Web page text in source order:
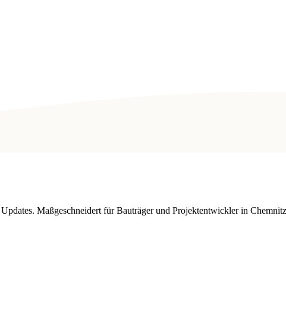
Maßgeschneidert für Bauträger und Projektentwickler in